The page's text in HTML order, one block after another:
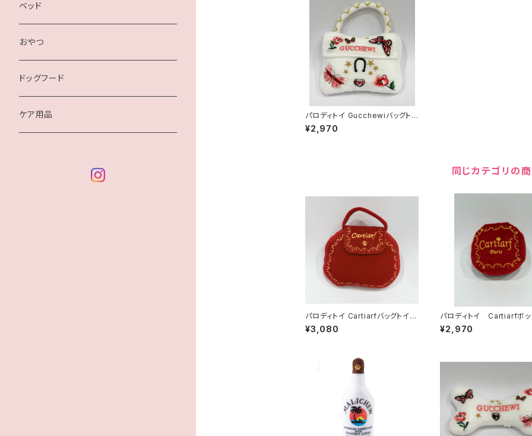
パロディトイ Gucchewiバッグトイ
2412051929
¥2,970
同じカテゴリの
パロディトイ Cartiarfバッグトイ 2
41-205-1069
¥3,080
パロディトイ Cartiarfボッ
イ 241-205-1909
¥2,970
ベッド
おやつ
ドッグフード
ケア用品